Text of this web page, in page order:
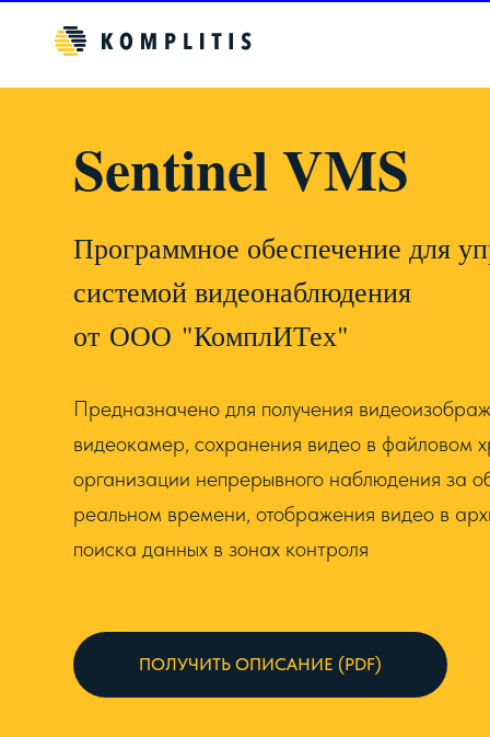
Sentinel VMS
Программное обеспечение для
системой видеонаблюдения
от ООО "КомплИТех"
Предназначено для получения
видеокамер, сохранения видео в файловом
организации непрерывного наблюдения за
реальном времени, отображения видео в
поиска данных в зонах контроля
ПОЛУЧИТЬ ОПИСАНИЕ (PDF)